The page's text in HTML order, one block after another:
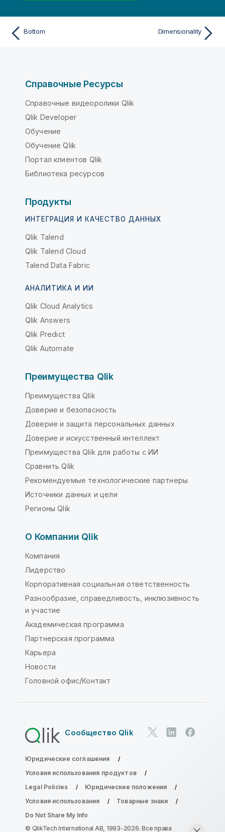
Bottom Dimensionality
Справочные Ресурсы
Справочные видеоролики Qlik
Qlik Developer
Обучение
Обучение Qlik
Портал клиентов Qlik
Библиотека ресурсов
Продукты
ИНТЕГРАЦИЯ И КАЧЕСТВО ДАННЫХ
Qlik Talend
Qlik Talend Cloud
Talend Data Fabric
АНАЛИТИКА И ИИ
Qlik Cloud Analytics
Qlik Answers
Qlik Predict
Qlik Automate
Преимущества Qlik
Преимущества Qlik
Доверие и безопасность
Доверие и защита персональных данных
Доверие и искусственный интеллект
Преимущества Qlik для работы с ИИ
Сравнить Qlik
Рекомендуемые технологические партнеры
Источники данных и цели
Регионы Qlik
О Компании Qlik
Компания
Лидерство
Корпоративная социальная ответственность
Разнообразие, справедливость, инклюзивность
и участие
Академическая программа
Партнерская программа
Карьера
Новости
Головной офис/Контакт
Сообщество Qlik
Юридические соглашения
Условия использования продуктов
Legal Policies
Юридические положения
Условия использования
Товарные знаки
Do Not Share My Info
© QlikTech International AB, 1993-2026. Все права